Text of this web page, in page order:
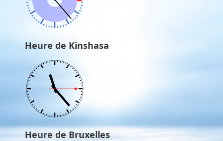
Heure de Kinshasa
Heure de Bruxelles